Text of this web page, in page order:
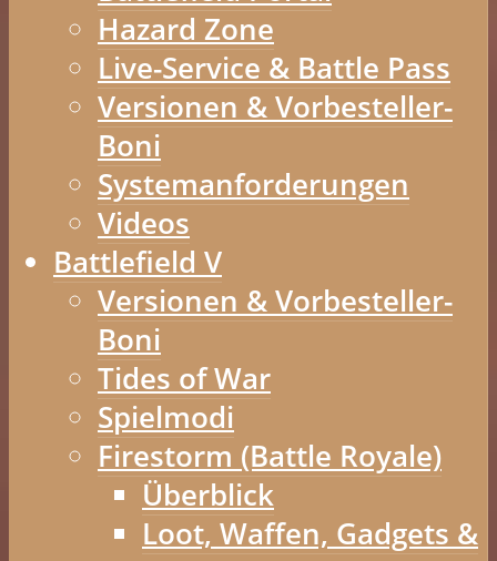
Hazard Zone
Live-Service & Battle Pass
Versionen & Vorbesteller-
Boni
Systemanforderungen
Videos
Battlefield V
Versionen & Vorbesteller-
Boni
Tides of War
Spielmodi
Firestorm (Battle Royale)
Überblick
Loot, Waffen, Gadgets &